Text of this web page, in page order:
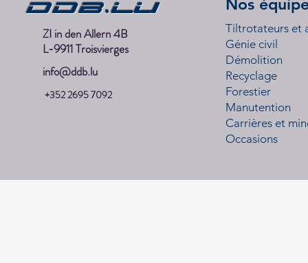
ZI in den Allern 4B
L-9911 Troisvierges
info@ddb.lu
+352 2695 7092
Nos
Tiltrotateurs et
Génie civil
Démolition
Recyclage
Forestier
Manutention
Carrières et
Occasions